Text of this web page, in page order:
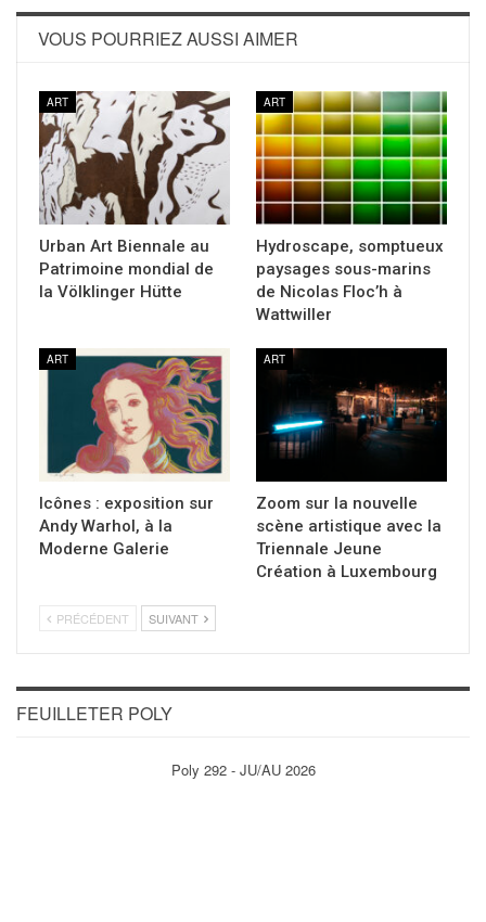
VOUS POURRIEZ AUSSI AIMER
ART
Urban Art Biennale au
Patrimoine mondial de
la Völklinger Hütte
ART
Hydroscape, somptueux
paysages sous-marins
de Nicolas Floc’h à
Wattwiller
ART
Icônes : exposition sur
Andy Warhol, à la
Moderne Galerie
ART
Zoom sur la nouvelle
scène artistique avec la
Triennale Jeune
Création à Luxembourg
PRÉCÉDENT SUIVANT
FEUILLETER POLY
Poly 292 - JU/AU 2026